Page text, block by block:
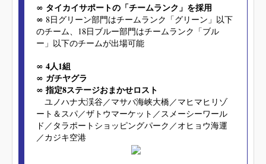
∞ タイカイサポートの「チームランク」を採用
∞ 8日グリーン部門はチームランク「グリーン」以下
のチーム、18日ブルー部門はチームランク「ブル
ー」以下のチームが出場可能
∞ 4人1組
∞ ガチヤグラ
∞ 指定8ステージおまかせロスト
ユノハナ大渓谷／マサバ海峡大橋／マヒマヒリゾ
ート＆スパ／ザトウマーケット／スメーシーワール
ド／タラポートショッピングパーク／オヒョウ海運
／カジキ空港